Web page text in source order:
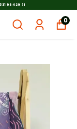
984 29 71
0